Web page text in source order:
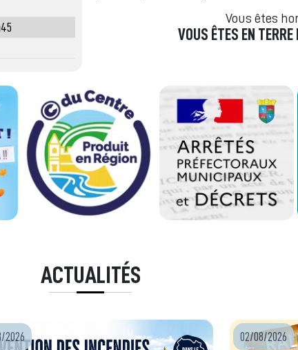
Vous êtes
VOUS ÊTES EN
ACTUALITÉS
2026 02/08/2026